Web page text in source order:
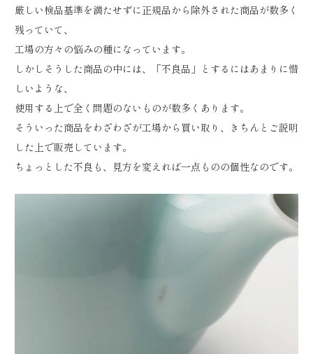
厳しい検品基準を満たせずに正規品から除外された商品が数多く
残っていて、
工場の方々の悩みの種になっています。
しかしそうした商品の中には、「不良品」とするにはあまりに惜
しいような、
使用する上で全く問題のないものが数多くあります。
そういった商品をわざわざが工場から買い取り、きちんとご説明
した上で販売しています。
ちょっとした不良も、見方を変えれば一点ものの個性なのです。